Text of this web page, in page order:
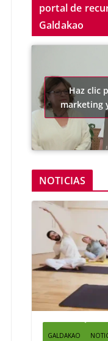
portal de
Galdakao
Haz clic
marketing
NOTICIAS
GALDAKAO